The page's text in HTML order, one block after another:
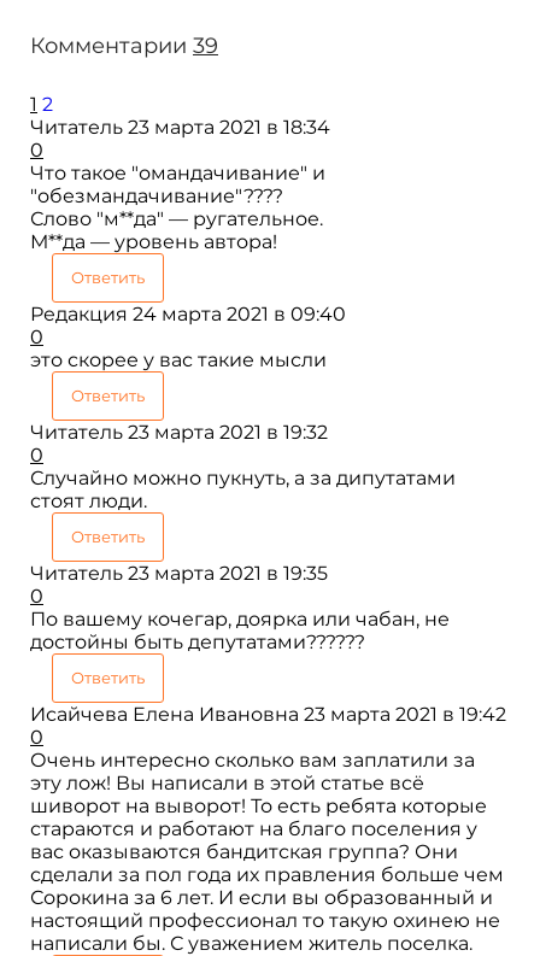
Комментарии 39
1 2
Читатель 23 марта 2021 в 18:34
0
Что такое "омандачивание" и
"обезмандачивание"????
Слово "м**да" — ругательное.
М**да — уровень автора!
Ответить
Редакция 24 марта 2021 в 09:40
0
это скорее у вас такие мысли
Ответить
Читатель 23 марта 2021 в 19:32
0
Случайно можно пукнуть, а за дипутатами
стоят люди.
Ответить
Читатель 23 марта 2021 в 19:35
0
По вашему кочегар, доярка или чабан, не
достойны быть депутатами??????
Ответить
Исайчева Елена Ивановна 23 марта 2021 в 19:42
0
Очень интересно сколько вам заплатили за
эту лож! Вы написали в этой статье всё
шиворот на выворот! То есть ребята которые
стараются и работают на благо поселения у
вас оказываются бандитская группа? Они
сделали за пол года их правления больше чем
Сорокина за 6 лет. И если вы образованный и
настоящий профессионал то такую охинею не
написали бы. С уважением житель поселка.